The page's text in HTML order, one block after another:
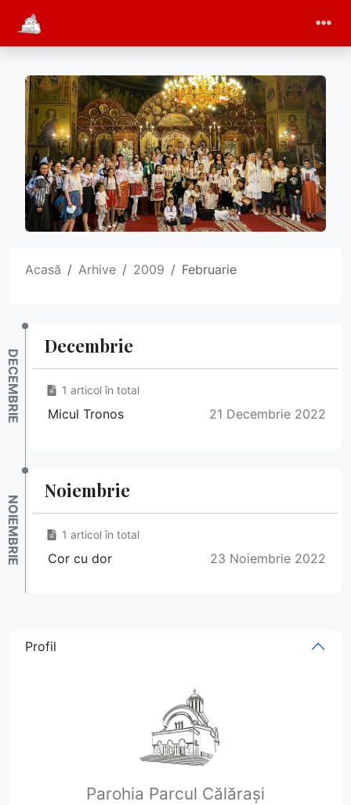
Acasă Arhive 2009 Februarie
Decembrie
1 articol în total
Micul Tronos 21 Decembrie 2022
Noiembrie
1 articol în total
Cor cu dor 23 Noiembrie 2022
Profil
Parohia Parcul Călărași